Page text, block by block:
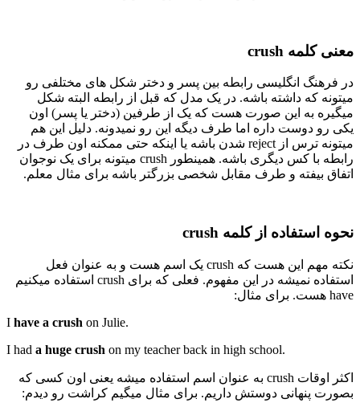
معنی کلمه crush
در فرهنگ انگلیسی رابطه بین پسر و دختر شکل های مختلفی رو
میتونه که داشته باشه. در یک مدل که قبل از رابطه البته شکل
میگیره به این صورت هست که یک از طرفین (دختر یا پسر) اون
یکی رو دوست داره اما طرف دیگه این رو نمیدونه. دلیل این هم
میتونه ترس از reject شدن باشه یا اینکه حتی ممکنه اون طرف در
رابطه با کس دیگری باشه. همینطور crush میتونه برای یک نوجوان
اتفاق بیفته و طرف مقابل شخصی بزرگتر باشه برای مثال معلم.
نحوه استفاده از کلمه crush
نکته مهم این هست که crush یک اسم هست و به عنوان فعل
استفاده نمیشه در این مفهوم. فعلی که برای crush استفاده میکنیم
have هست. برای مثال:
I have a crush on Julie.
I had a huge crush on my teacher back in high school.
اکثر اوقات crush به عنوان اسم استفاده میشه یعنی اون کسی که
بصورت پنهانی دوستش داریم. برای مثال میگیم کراشت رو دیدم: